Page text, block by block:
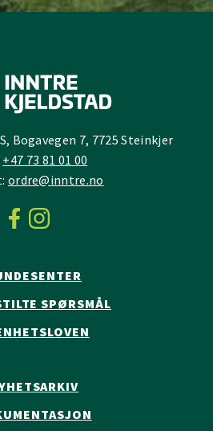
Bogavegen 7, 7725 Steinkjer
+47 73 81 01 00
ordre@inntre.no
SPØRSMÅL